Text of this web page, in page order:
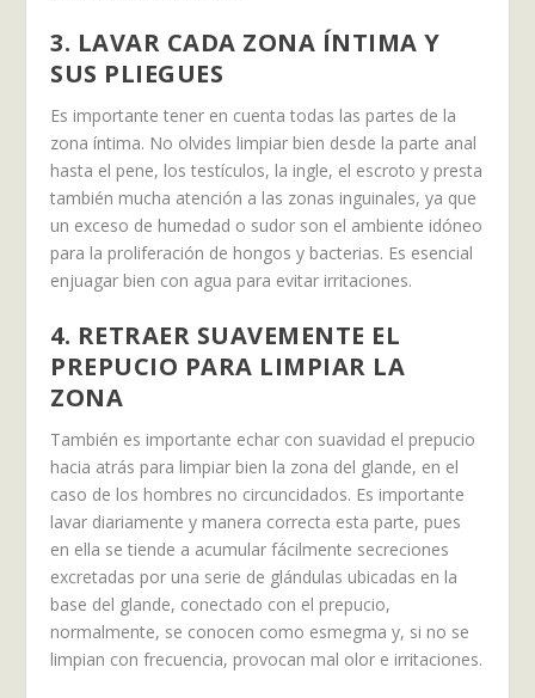
3. LAVAR CADA ZONA ÍNTIMA Y
SUS PLIEGUES
Es importante tener en cuenta todas las partes de la
zona íntima. No olvides limpiar bien desde la parte anal
hasta el pene, los testículos, la ingle, el escroto y presta
también mucha atención a las zonas inguinales, ya que
un exceso de humedad o sudor son el ambiente idóneo
para la proliferación de hongos y bacterias. Es esencial
enjuagar bien con agua para evitar irritaciones.
4. RETRAER SUAVEMENTE EL
PREPUCIO PARA LIMPIAR LA
ZONA
También es importante echar con suavidad el prepucio
hacia atrás para limpiar bien la zona del glande, en el
caso de los hombres no circuncidados. Es importante
lavar diariamente y manera correcta esta parte, pues
en ella se tiende a acumular fácilmente secreciones
excretadas por una serie de glándulas ubicadas en la
base del glande, conectado con el prepucio,
normalmente, se conocen como esmegma y, si no se
limpian con frecuencia, provocan mal olor e irritaciones.